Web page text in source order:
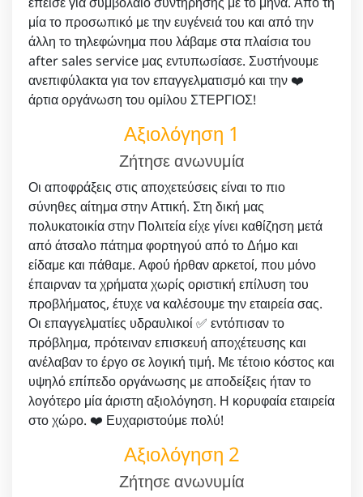
μία το προσωπικό με την ευγένειά του και από την
άλλη το τηλεφώνημα που λάβαμε στα πλαίσια του
after sales service μας εντυπωσίασε. Συστήνουμε
ανεπιφύλακτα για τον επαγγελματισμό και την ❤️
άρτια οργάνωση του ομίλου ΣΤΕΡΓΙΟΣ!
Αξιολόγηση 1
Ζήτησε ανωνυμία
Οι αποφράξεις στις αποχετεύσεις είναι το πιο
σύνηθες αίτημα στην Αττική. Στη δική μας
πολυκατοικία στην Πολιτεία είχε γίνει καθίζηση μετά
από άτσαλο πάτημα φορτηγού από το Δήμο και
είδαμε και πάθαμε. Αφού ήρθαν αρκετοί, που μόνο
έπαιρναν τα χρήματα χωρίς οριστική επίλυση του
προβλήματος, έτυχε να καλέσουμε την εταιρεία σας.
Οι επαγγελματίες υδραυλικοί ✅ εντόπισαν το
πρόβλημα, πρότειναν επισκευή αποχέτευσης και
ανέλαβαν το έργο σε λογική τιμή. Με τέτοιο κόστος και
υψηλό επίπεδο οργάνωσης με αποδείξεις ήταν το
λογότερο μία άριστη αξιολόγηση. Η κορυφαία εταιρεία
στο χώρο. ❤️ Ευχαριστούμε πολύ!
Αξιολόγηση 2
Ζήτησε ανωνυμία